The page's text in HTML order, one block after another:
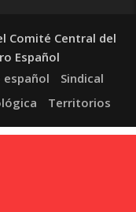
Comité Central del
Español
español
Sindical
Territorios